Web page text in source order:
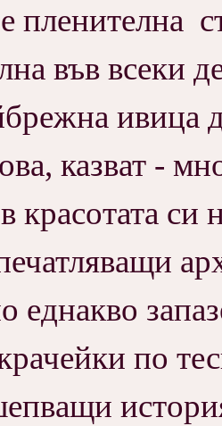
пленителна
във всеки
ивица
казват -
красотата си
еднакво
по